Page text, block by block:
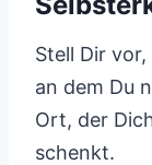
Stell Dir
an dem Du
Ort, der
schenkt.